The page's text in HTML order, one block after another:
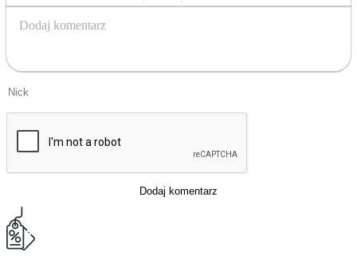
Bold Italic Strikethrough
UnderlineEmoticonsInsert Image
Dodaj komentarz
Dodaj komentarz